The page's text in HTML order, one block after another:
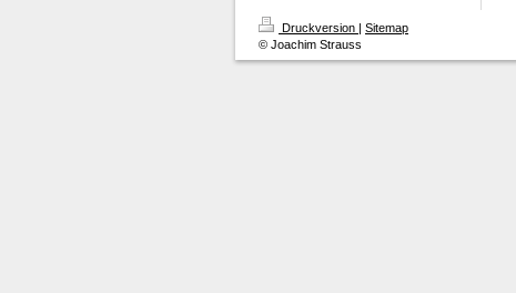
Druckversion | Sitemap
© Joachim Strauss